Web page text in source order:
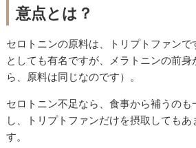
意点とは？
セロトニンの原料は、トリプトファン
としても有名ですが、メラトニンの前
ら、原料は同じなのです）。
セロトニン不足なら、食事から補うの
し、トリプトファンだけを摂取しても
す。